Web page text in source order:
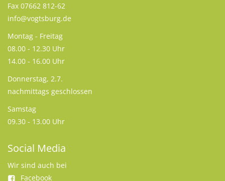
Fax 07662 812-62
info@vogtsburg.de
Montag - Freitag
08.00 - 12.30 Uhr
14.00 - 16.00 Uhr
Donnerstag, 2.7.
nachmittags geschlossen
Samstag
09.30 - 13.00 Uhr
Social Media
Wir sind auch bei
Facebook